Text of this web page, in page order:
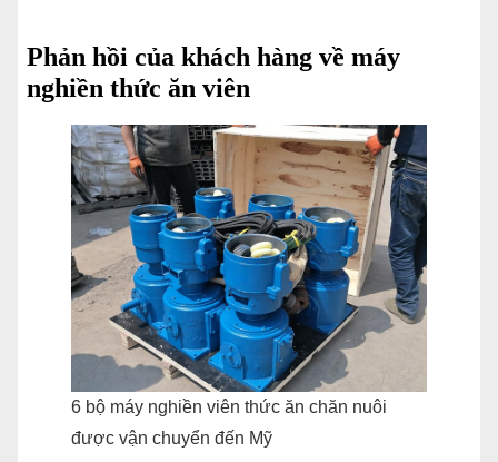
Phản hồi của khách hàng về máy
nghiền thức ăn viên
6 bộ máy nghiền viên thức ăn chăn nuôi
được vận chuyển đến Mỹ